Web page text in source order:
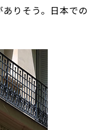
りそう。日本での